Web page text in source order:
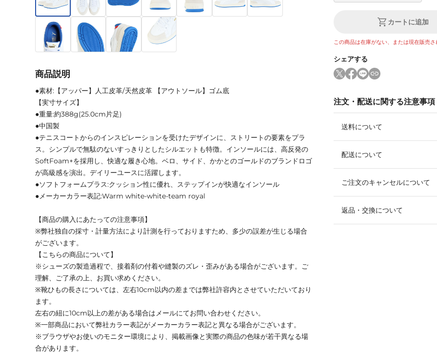
カートに追加
この商品は在庫がない、または現在販売さ
シェアする
注文・配送に関する注意事項
送料について
配送について
ご注文のキャンセルについて
返品・交換について
商品説明
●素材:【アッパー】人工皮革/天然皮革 【アウトソール】ゴム底
【実寸サイズ】
●重量:約388g(25.0cm片足)
●中国製
●テニスコートからのインスピレーションを受けたデザインに、ストリートの要素をプラ
ス。シンプルで無駄のないすっきりとしたシルエットも特徴。インソールには、高反発の
SoftFoam+を採用し、快適な履き心地。ベロ、サイド、かかとのゴールドのブランドロゴ
が高級感を演出。デイリーユースに活躍します。
●ソフトフォームプラス:クッション性に優れ、ステップインが快適なインソール
●メーカーカラー表記:Warm white-white-team royal
【商品の購入にあたっての注意事項】
※弊社独自の採寸・計量方法により計測を行っておりますため、多少の誤差が生じる場合
がございます。
【こちらの商品について】
※シューズの製造過程で、接着剤の付着や縫製のズレ・歪みがある場合がございます。ご
理解、ご了承の上、お買い求めください。
※靴ひもの長さについては、左右10cm以内の差までは弊社許容内とさせていただいており
ます。
左右の紐に10cm以上の差がある場合はメールにてお問い合わせください。
※一部商品において弊社カラー表記がメーカーカラー表記と異なる場合がございます。
※ブラウザやお使いのモニター環境により、掲載画像と実際の商品の色味が若干異なる場
合があります。